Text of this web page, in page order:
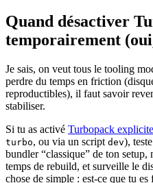
Quand désactiver
temporairement
Je sais, on veut tous le tooling
perdre du temps en friction
reproductibles), il faut savoir
stabiliser.
Si tu as activé Turbopack
turbo, ou via un script dev),
bundler “classique” de ton setup,
temps de rebuild, et surveille le
chose de simple : est-ce que tu